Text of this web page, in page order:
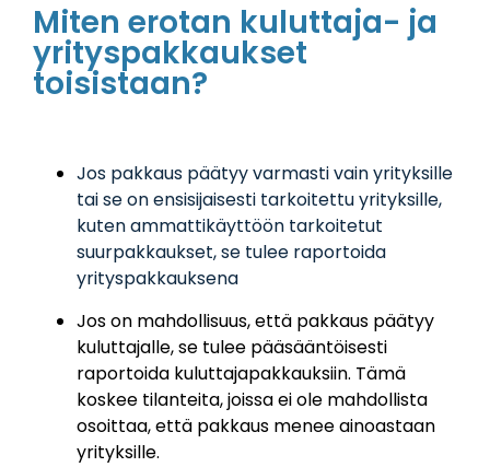
Miten erotan kuluttaja- ja
yrityspakkaukset
toisistaan?
Jos pakkaus päätyy varmasti vain yrityksille
tai se on ensisijaisesti tarkoitettu yrityksille,
kuten ammattikäyttöön tarkoitetut
suurpakkaukset, se tulee raportoida
yrityspakkauksena
Jos on mahdollisuus, että pakkaus päätyy
kuluttajalle, se tulee pääsääntöisesti
raportoida kuluttajapakkauksiin. Tämä
koskee tilanteita, joissa ei ole mahdollista
osoittaa, että pakkaus menee ainoastaan
yrityksille.